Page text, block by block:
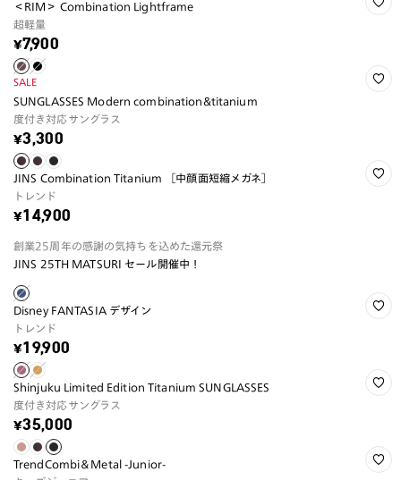
＜RIM＞ Combination Lightframe
超軽量
¥7,900
SALE
SUNGLASSES Modern combination&titanium
度付き対応サングラス
¥3,300
JINS Combination Titanium ［中顔面短縮メガネ］
トレンド
¥14,900
創業25周年の感謝の気持ちを込めた還元祭
JINS 25TH MATSURI セール開催中！
Disney FANTASIA デザイン
トレンド
¥19,900
Shinjuku Limited Edition Titanium SUNGLASSES
度付き対応サングラス
¥35,000
TrendCombi＆Metal -Junior-